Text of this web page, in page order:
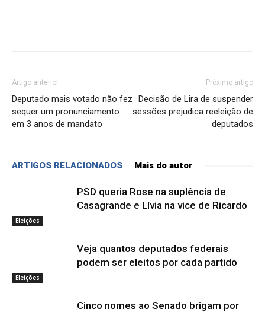
Artigo anterior
Deputado mais votado não fez
sequer um pronunciamento
em 3 anos de mandato
Próximo artigo
Decisão de Lira de suspender
sessões prejudica reeleição de
deputados
ARTIGOS RELACIONADOS Mais do autor
Eleições
PSD queria Rose na suplência de
Casagrande e Lívia na vice de Ricardo
Eleições
Veja quantos deputados federais
podem ser eleitos por cada partido
Cinco nomes ao Senado brigam por